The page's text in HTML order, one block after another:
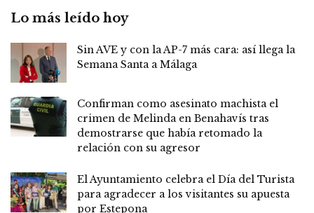
Lo más leído hoy
Sin AVE y con la AP-7 más cara: así llega la
Semana Santa a Málaga
Confirman como asesinato machista el
crimen de Melinda en Benahavís tras
demostrarse que había retomado la
relación con su agresor
El Ayuntamiento celebra el Día del Turista
para agradecer a los visitantes su apuesta
por Estepona